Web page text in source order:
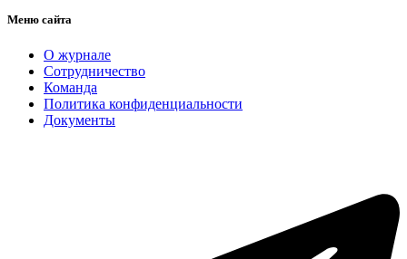
Меню сайта
О журнале
Сотрудничество
Команда
Политика конфиденциальности
Документы